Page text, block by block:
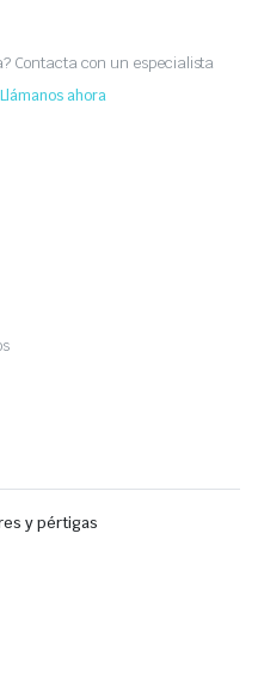
Contacta con un especialista
Llámanos ahora
y pértigas